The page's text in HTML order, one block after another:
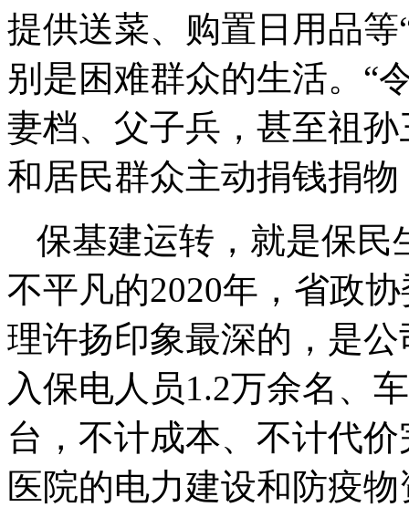
提供送菜、购置日用品
别是困难群众的生活。“
妻档、父子兵，甚至祖
和居民群众主动捐钱捐
保基建运转，就是保民
不平凡的2020年，省政
理许扬印象最深的，是
入保电人员1.2万余名、
台，不计成本、不计代价
医院的电力建设和防疫